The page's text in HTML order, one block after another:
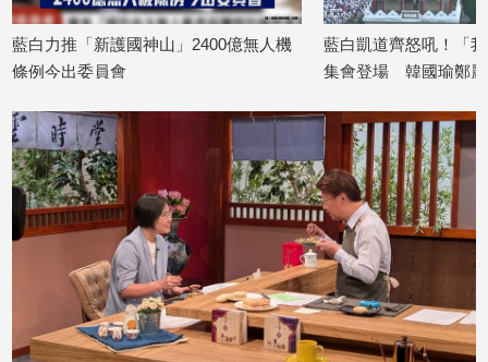
投
稿
區
【我
的
觀
點】
藍白力推「新護國神山」2400億無人機
條例今出委員會
藍白凱道齊怒吼！「
集會登場 韓國瑜鄭麗
2026/07/25